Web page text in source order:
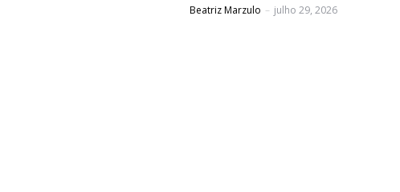
Posted
Beatriz Marzulo julho 29, 2026